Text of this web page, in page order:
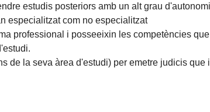
estudis posteriors amb un alt grau
especialitzat com no especialitzat
professional i posseeixin les competències
de la seva àrea d'estudi) per emetre judicis